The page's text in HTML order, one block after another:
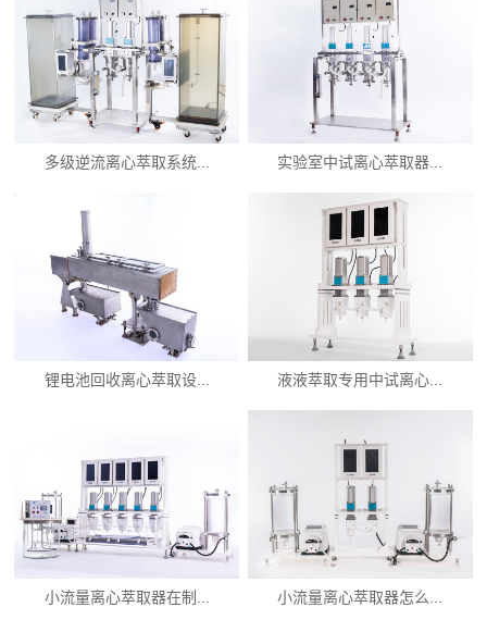
多级逆流离心萃取系统... 实验室中试离心萃取器...
锂电池回收离心萃取设... 液液萃取专用中试离心...
小流量离心萃取器在制... 小流量离心萃取器怎么...